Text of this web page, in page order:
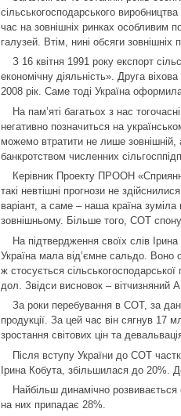
сільськогосподарського
час на зовнішніх ринках особливим
галузей. Втім, нині обсяги
З 16 квітня 1991 року експорт
економічну діяльність». Друга
2008 рік. Саме тоді Україна оформила
На пам’яті багатьох з нас
негативно позначиться на
можемо втратити не лише
банкротством численних
Керівник Проекту ПРООН
такі невтішні прогнози не
варіант, а саме – наша країна
зовнішньому. Більше того, СОТ
На підтвердження своїх слів
Україна мала від’ємне сальдо.
ж стосується
дол. Звідси висновок – вітчизняний
За роки перебування в СОТ, за
продукції. За цей час він сягнув
зростання світових цін та
Після вступу України до СОТ
Ірина Кобута, збільшилася до 20%.
Найбільш динамічно розвивається
на них припадає 28%.